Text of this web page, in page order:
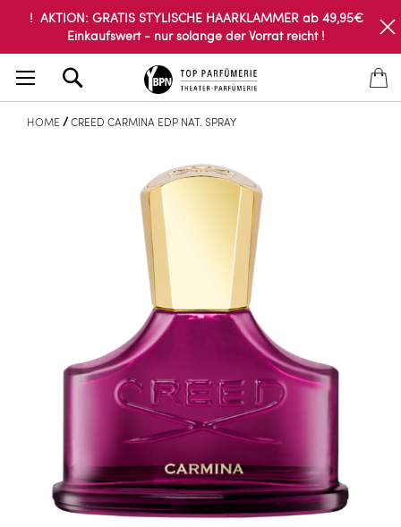
! AKTION: GRATIS STYLISCHE HAARKLAMMER ab 49,95€
Einkaufswert - nur solange der Vorrat reicht !
HOME CREED CARMINA EDP NAT. SPRAY